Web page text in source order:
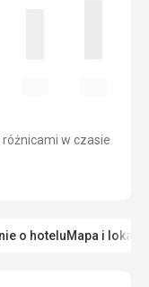
w czasie
o hoteluMapa i